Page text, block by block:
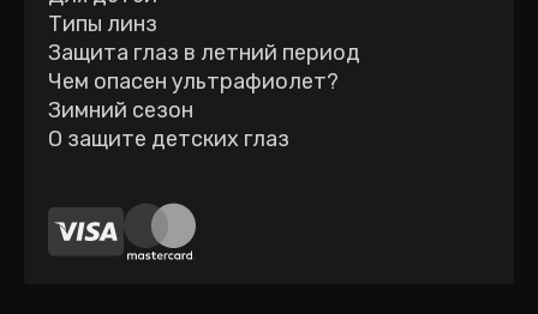
Типы линз
Защита глаз в летний период
Чем опасен ультрафиолет?
Зимний сезон
О защите детских глаз